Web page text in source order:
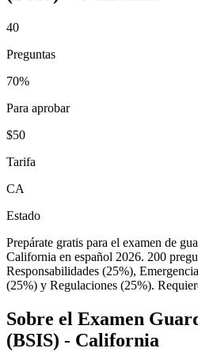
40
Preguntas
70%
Para aprobar
$50
Tarifa
CA
Estado
Prepárate gratis para el examen de
California en español 2026. 200
Responsabilidades (25%),
(25%) y Regulaciones (25%).
Sobre el Examen
(BSIS) - California